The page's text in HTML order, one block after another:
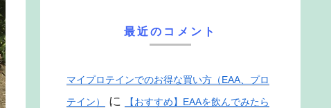
最近のコメント
マイプロテインでのお得な買い方（EAA、プロ
テイン）
に
【おすすめ】EAAを飲んでみたら